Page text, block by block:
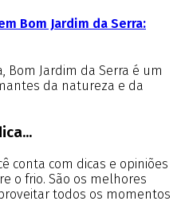
Bom Jardim da Serra:
Bom Jardim da Serra é um
da natureza e da
conta com dicas e opiniões
o frio. São os melhores
todos os momentos